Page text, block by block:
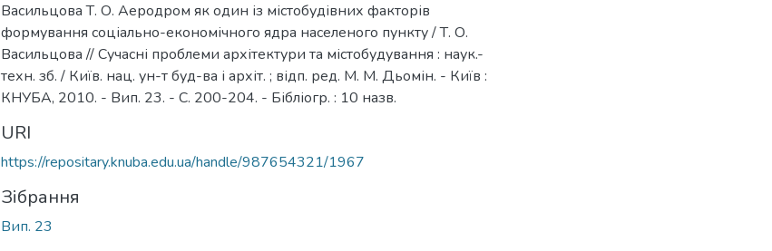
Васильцова Т. О. Аеродром як один із містобудівних факторів
формування соціально-економічного ядра населеного пункту / Т. О.
Васильцова // Сучасні проблеми архітектури та містобудування : наук.-
техн. зб. / Київ. нац. ун-т буд-ва і архіт. ; відп. ред. М. М. Дьомін. - Київ :
КНУБА, 2010. - Вип. 23. - С. 200-204. - Бібліогр. : 10 назв.
URI
https://repositary.knuba.edu.ua/handle/987654321/1967
Зібрання
Вип. 23